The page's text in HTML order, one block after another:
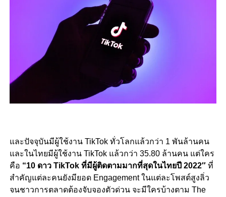
และปัจจุบันมีผู้ใช้งาน TikTok ทั่วโลกแล้วกว่า 1 พันล้านคน
และในไทยมีผู้ใช้งาน TikTok แล้วกว่า 35.80 ล้านคน แต่ใคร
คือ “10 ดาว TikTok ที่มีผู้ติดตามมากที่สุดในไทยปี 2022″ ที่
สำคัญแต่ละคนยังมียอด Engagement ในแต่ละโพสต์สูงลิ่ว
จนชาวการตลาดต้องจับจองตัวด่วน จะมีใครบ้างตาม The